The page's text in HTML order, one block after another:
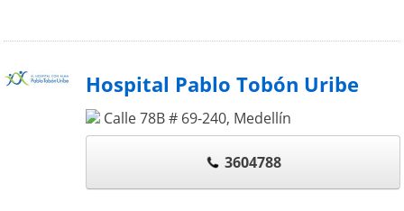
Hospital Pablo Tobón Uribe
Calle 78B # 69-240, Medellín
3604788